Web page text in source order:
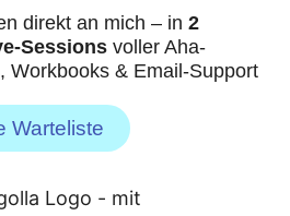
direkt an mich – in 2
Sessionsvoller Aha-
Workbooks & Email-Support
Warteliste